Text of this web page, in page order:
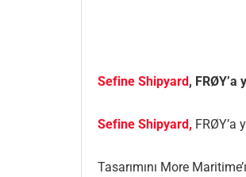
Sefine Shipyard, FRØY’a
Sefine Shipyard, FRØY’a
Tasarımını More